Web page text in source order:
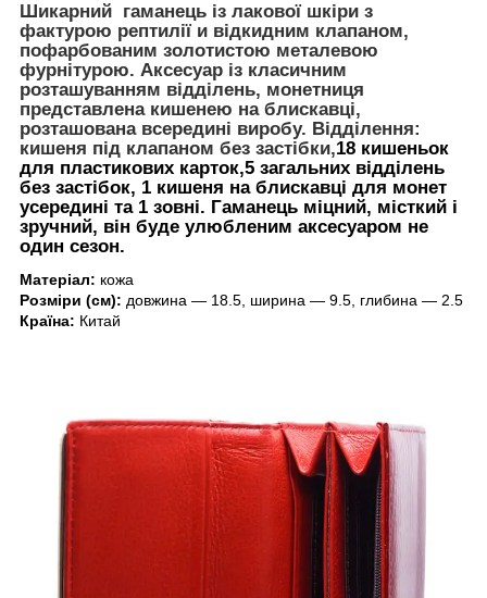
Шикарний гаманець із лакової шкіри з
фактурою рептилії и відкидним клапаном,
пофарбованим золотистою металевою
фурнітурою. Аксесуар із класичним
розташуванням відділень, монетниця
представлена кишенею на блискавці,
розташована всередині виробу. Відділення:
кишеня під клапаном без застібки,18 кишеньок
для пластикових карток,5 загальних відділень
без застібок, 1 кишеня на блискавці для монет
усередині та 1 зовні. Гаманець міцний, місткий і
зручний, він буде улюбленим аксесуаром не
один сезон.
Матеріал: кожа
Розміри (см): довжина — 18.5, ширина — 9.5, глибина — 2.5
Країна: Китай